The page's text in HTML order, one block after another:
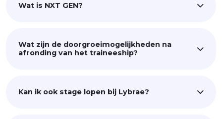
Wat is NXT GEN?
Wat zijn de doorgroeimogelijkheden na
afronding van het traineeship?
Kan ik ook stage lopen bij Lybrae?